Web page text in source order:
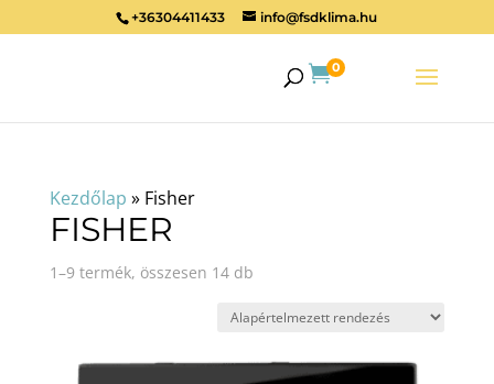
+36304411433 info@fsdklima.hu
0
Kezdőlap » Fisher
FISHER
1–9 termék, összesen 14 db